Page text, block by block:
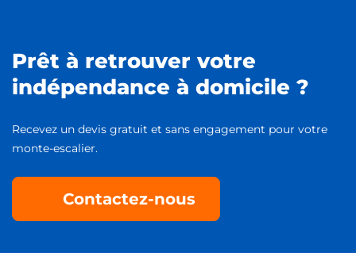
Prêt à retrouver votre
indépendance à domicile ?
Recevez un devis gratuit et sans engagement pour votre
monte-escalier.
Contactez-nous